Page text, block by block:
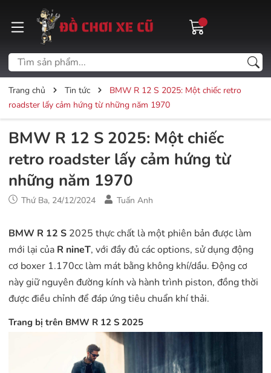
Trang chủ Tin tức
BMW R 12 S 2025: Một chiếc retro
roadster lấy cảm hứng từ những năm 1970
BMW R 12 S 2025: Một chiếc
retro roadster lấy cảm hứng từ
những năm 1970
Thứ Ba, 24/12/2024 Tuấn Anh
BMW R 12 S 2025 thực chất là một phiên bản được làm
mới lại của R nineT, với đầy đủ các options, sử dụng động
cơ boxer 1.170cc làm mát bằng không khí/dầu. Động cơ
này giữ nguyên đường kính và hành trình piston, đồng thời
được điều chỉnh để đáp ứng tiêu chuẩn khí thải.
Trang bị trên BMW R 12 S 2025